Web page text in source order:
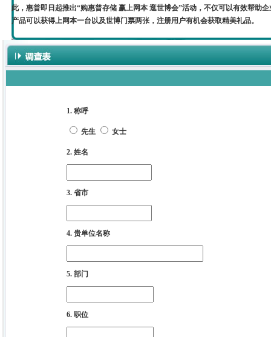
此，惠普即日起推出“购惠普存储 赢上网本 逛世博会”活动，不仅可以有效帮助
产品可以获得上网本一台以及世博门票两张，注册用户有机会获取精美礼品。
1. 称呼
先生 女士
2. 姓名
3. 省市
4. 贵单位名称
5. 部门
6. 职位